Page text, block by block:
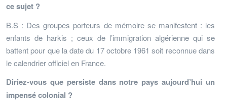
ce sujet ?
B.S : Des groupes porteurs de mémoire se manifestent : les
enfants de harkis ; ceux de l’immigration algérienne qui se
battent pour que la date du 17 octobre 1961 soit reconnue dans
le calendrier officiel en France.
Diriez-vous que persiste dans notre pays aujourd’hui un
impensé colonial ?